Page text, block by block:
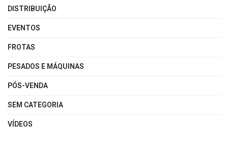
DISTRIBUIÇÃO
EVENTOS
FROTAS
PESADOS E MÁQUINAS
PÓS-VENDA
SEM CATEGORIA
VÍDEOS